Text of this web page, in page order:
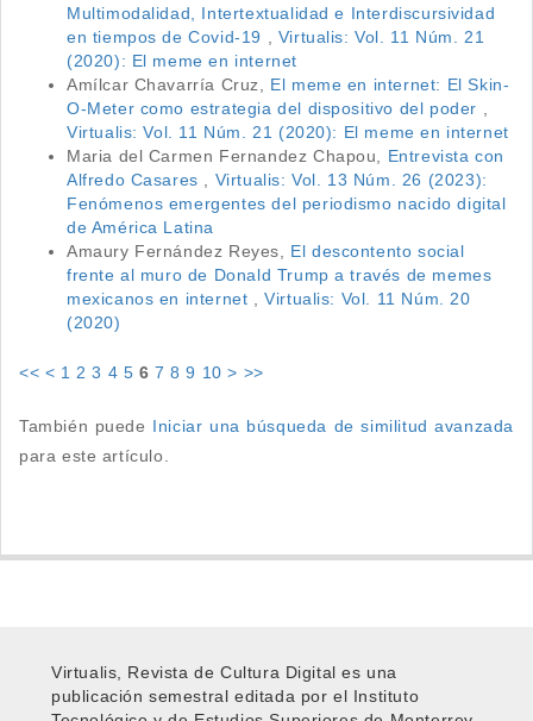
Multimodalidad, Intertextualidad e Interdiscursividad
en tiempos de Covid-19
Virtualis: Vol. 11 Núm. 21
(2020): El meme en internet
Amílcar Chavarría Cruz, El meme en internet: El Skin-
O-Meter como estrategia del dispositivo del poder
Virtualis: Vol. 11 Núm. 21 (2020): El meme en internet
Maria del Carmen Fernandez Chapou, Entrevista con
Alfredo Casares
Virtualis: Vol. 13 Núm. 26 (2023):
Fenómenos emergentes del periodismo nacido digital
de América Latina
Amaury Fernández Reyes, El descontento social
frente al muro de Donald Trump a través de memes
mexicanos en internet
,Virtualis: Vol. 11 Núm. 20
(2020)
<< < 1 2 3 4 5 6 7 8 9 10 > >>
También puede Iniciar una búsqueda de similitud avanzada
para este artículo.
Virtualis, Revista de Cultura Digital es una
publicación semestral editada por el Instituto